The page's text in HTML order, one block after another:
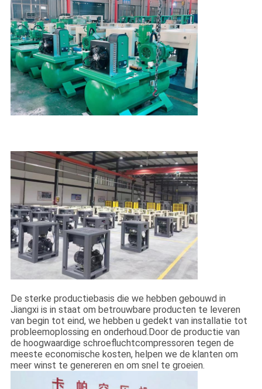
NEEM
CONTACT
MET
ONS
OP
SITEMAP
PRIVACY
POLICY
De sterke productiebasis die we hebben gebouwd in
Jiangxi is in staat om betrouwbare producten te leveren
van begin tot eind, we hebben u gedekt van installatie tot
probleemoplossing en onderhoud.Door de productie van
de hoogwaardige schroefluchtcompressoren tegen de
meeste economische kosten, helpen we de klanten om
meer winst te genereren en om snel te groeien.